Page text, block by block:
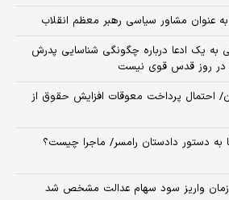
عنوان مشاور سیاسی رهبر معظم انقلاب
به یک ادعا درباره چگونگی شناسایی پدرش
در روز قدس قوی نیست
احتمال پرداخت معوقات افزایش حقوق از
دستور دادستان رامسر/ ماجرا چیست؟
زمان واریز سود سهام عدالت مشخص شد